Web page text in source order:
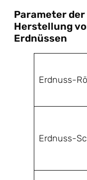
Parameter
Herstellung
Erdnüssen
Erdnuss-
Erdnuss-